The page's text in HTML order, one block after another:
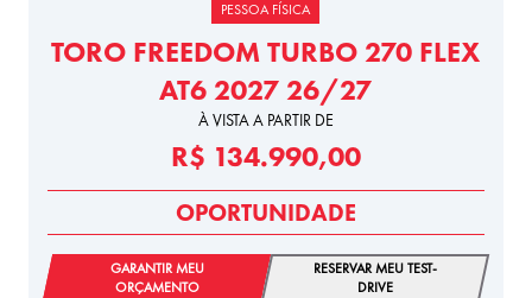
PESSOA FÍSICA
TORO FREEDOM TURBO 270 FLEX
AT6 2027 26/27
À VISTA A PARTIR DE
R$ 134.990,00
OPORTUNIDADE
GARANTIR MEU
ORÇAMENTO
RESERVAR MEU TEST-
DRIVE